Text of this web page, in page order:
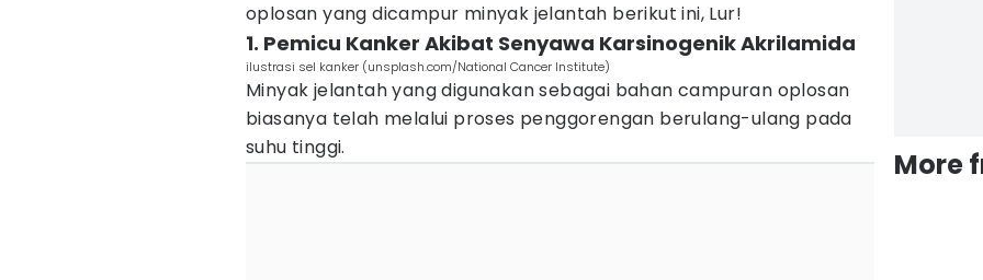
oplosan yang dicampur minyak jelantah berikut ini, Lur!
1. Pemicu Kanker Akibat Senyawa Karsinogenik Akrilamida
ilustrasi sel kanker (unsplash.com/National Cancer Institute)
Minyak jelantah yang digunakan sebagai bahan campuran oplosan
biasanya telah melalui proses penggorengan berulang-ulang pada
suhu tinggi.
More